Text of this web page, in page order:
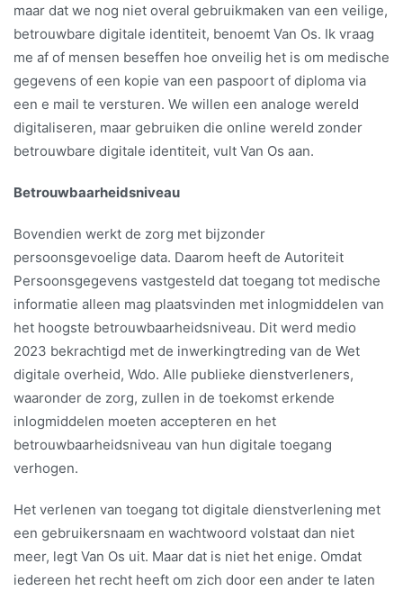
maar dat we nog niet overal gebruikmaken van een veilige,
betrouwbare digitale identiteit, benoemt Van Os. Ik vraag
me af of mensen beseffen hoe onveilig het is om medische
gegevens of een kopie van een paspoort of diploma via
een e mail te versturen. We willen een analoge wereld
digitaliseren, maar gebruiken die online wereld zonder
betrouwbare digitale identiteit, vult Van Os aan.
Betrouwbaarheidsniveau
Bovendien werkt de zorg met bijzonder
persoonsgevoelige data. Daarom heeft de Autoriteit
Persoonsgegevens vastgesteld dat toegang tot medische
informatie alleen mag plaatsvinden met inlogmiddelen van
het hoogste betrouwbaarheidsniveau. Dit werd medio
2023 bekrachtigd met de inwerkingtreding van de Wet
digitale overheid, Wdo. Alle publieke dienstverleners,
waaronder de zorg, zullen in de toekomst erkende
inlogmiddelen moeten accepteren en het
betrouwbaarheidsniveau van hun digitale toegang
verhogen.
Het verlenen van toegang tot digitale dienstverlening met
een gebruikersnaam en wachtwoord volstaat dan niet
meer, legt Van Os uit. Maar dat is niet het enige. Omdat
iedereen het recht heeft om zich door een ander te laten